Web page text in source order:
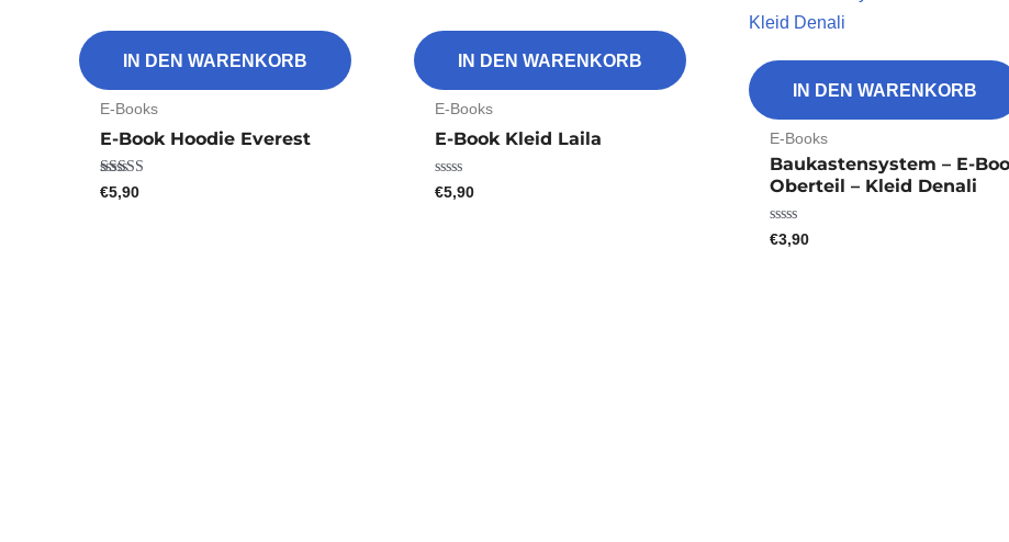
IN DEN WARENKORB
E-Books
E-Book Hoodie Everest
Bewertet mit
5.00
€5,90
IN DEN WARENKORB
E-Books
E-Book Kleid Laila
Bewertet
mit
€5,90
IN DEN WARENKORB
E-Books
Baukastensystem – E-
Oberteil – Kleid Denali
Bewertet
mit
€3,90